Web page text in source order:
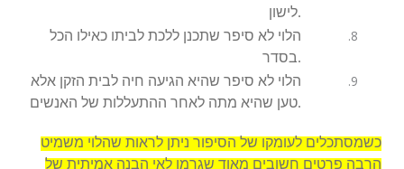
לישון.
הלוי לא סיפר שתכנן ללכת לביתו כאילו הכל
בסדר.
הלוי לא סיפר שהיא הגיעה חיה לבית הזקן אלא
טען שהיא מתה לאחר ההתעללות של האנשים.
כשמסתכלים לעומקו של הסיפור ניתן לראות שהלוי משמיט
הרבה פרטים חשובים מאוד שגרמו לאי הבנה אמיתית של